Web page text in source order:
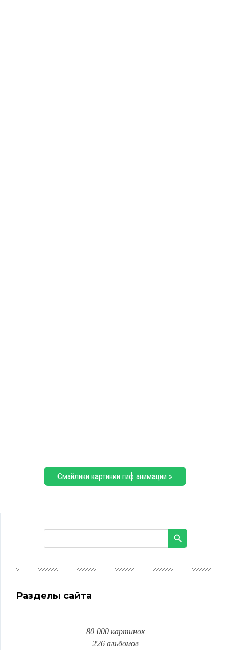
Смайлики картинки гиф анимации »
Разделы сайта
80 000 картинок
226 альбомов